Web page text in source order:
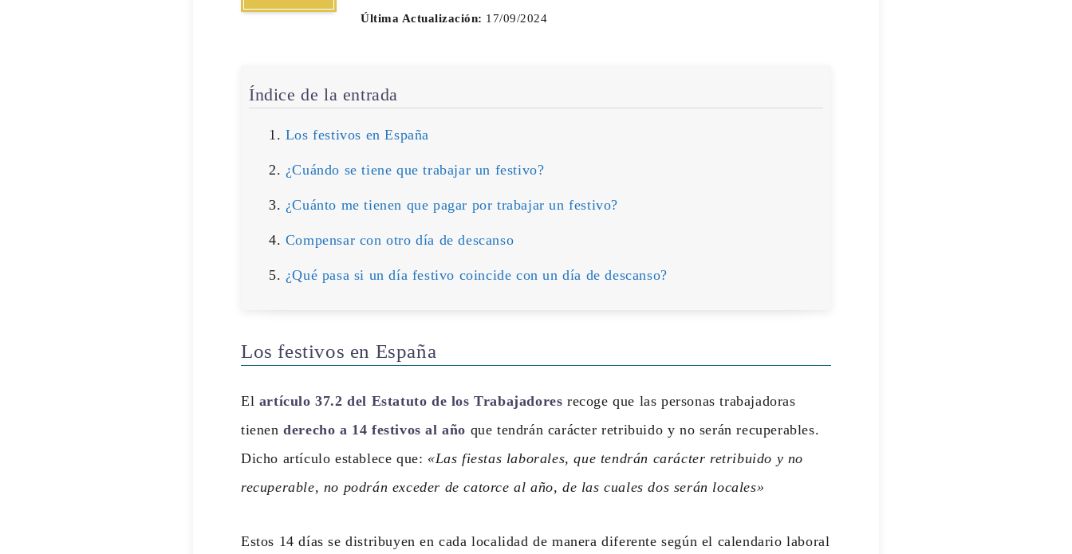
Última Actualización: 17/09/2024
Índice de la entrada
Los festivos en España
¿Cuándo se tiene que trabajar un festivo?
¿Cuánto me tienen que pagar por trabajar un festivo?
Compensar con otro día de descanso
¿Qué pasa si un día festivo coincide con un día de descanso?
Los festivos en España
El artículo 37.2 del Estatuto de los Trabajadores recoge que las personas trabajadoras
tienenderecho a 14 festivos al año que tendrán carácter retribuido y no serán recuperables.
Dicho artículo establece que: «Las fiestas laborales, que tendrán carácter retribuido y no
recuperable, no podrán exceder de catorce al año, de las cuales dos serán locales»
Estos 14 días se distribuyen en cada localidad de manera diferente según el calendario laboral